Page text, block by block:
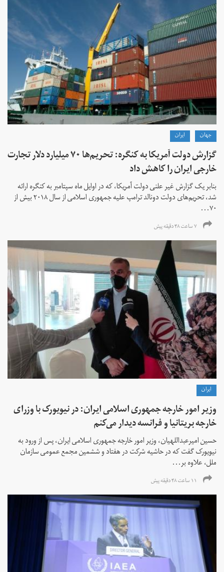
جهان ايران
گزارش دولت آمریکا به کنگره: تحریم‌ها ۷۰ میلیارد دلار تجارت
خارجی ایران را کاهش داد
بنابر یک گزارش غیر علنی دولت آمریکا، که در اوایل ماه سپتامبر به کنگره ارائه
شد، تحریم‌های دولت دونالد ترامپ علیه جمهوری اسلامی از سال ۲۰۱۸ بیش از
۷۰...
۷ ساعت ۴۸ دقیقه پیش
ايران
وزیر امور خارجه جمهوری اسلامی ایران: در نیویورک با وزرای
خارجه بریتانیا و فرانسه دیدار می‌کنم
حسین امیرعبداللهیان، وزیر امور خارجه جمهوری اسلامی ایران، پس از ورود به
نیویورک گفت که در حاشیه شرکت در هفتاد و ششمین مجمع عمومی سازمان
ملل، علاوه بر...
۱۱ ساعت ۴۸ دقیقه پیش